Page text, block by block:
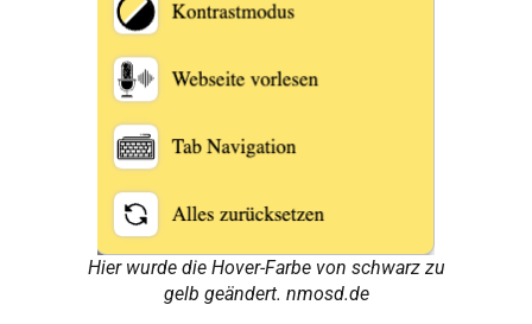
Hier wurde die Hover-Farbe von schwarz zu
gelb geändert. nmosd.de